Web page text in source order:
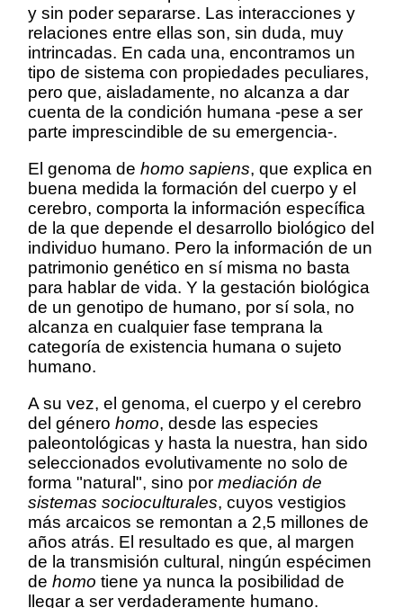
y sin poder separarse. Las interacciones y
relaciones entre ellas son, sin duda, muy
intrincadas. En cada una, encontramos un
tipo de sistema con propiedades peculiares,
pero que, aisladamente, no alcanza a dar
cuenta de la condición humana -pese a ser
parte imprescindible de su emergencia-.
El genoma de homo sapiens, que explica en
buena medida la formación del cuerpo y el
cerebro, comporta la información específica
de la que depende el desarrollo biológico del
individuo humano. Pero la información de un
patrimonio genético en sí misma no basta
para hablar de vida. Y la gestación biológica
de un genotipo de humano, por sí sola, no
alcanza en cualquier fase temprana la
categoría de existencia humana o sujeto
humano.
A su vez, el genoma, el cuerpo y el cerebro
del género homo, desde las especies
paleontológicas y hasta la nuestra, han sido
seleccionados evolutivamente no solo de
forma "natural", sino por mediación de
sistemas socioculturales, cuyos vestigios
más arcaicos se remontan a 2,5 millones de
años atrás. El resultado es que, al margen
de la transmisión cultural, ningún espécimen
de homo tiene ya nunca la posibilidad de
llegar a ser verdaderamente humano.